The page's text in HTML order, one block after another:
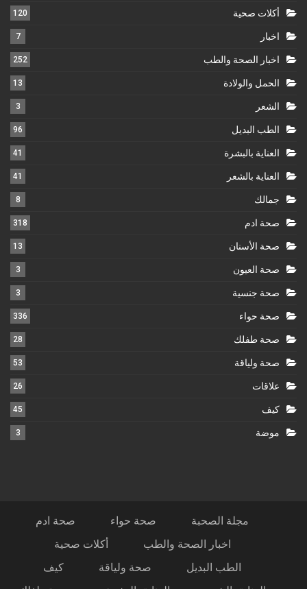
أكلات صحية 120
اخبار 7
اخبار الصحة والطب 252
الحمل والولادة 13
الشعر 3
الطب البديل 96
العناية بالبشرة 41
العناية بالشعر 41
جمالك 8
صحة ادم 318
صحة الأسنان 13
صحة العيون 3
صحة جنسية 3
صحة حواء 336
صحة طفلك 28
صحة ولياقة 53
علاقات 26
كيف 45
موضة 3
مجلة الصحبة صحة حواء
صحة ادم
اخبار الصحة والطب
أكلات صحية
الطب البديل
صحة ولياقة
كيف